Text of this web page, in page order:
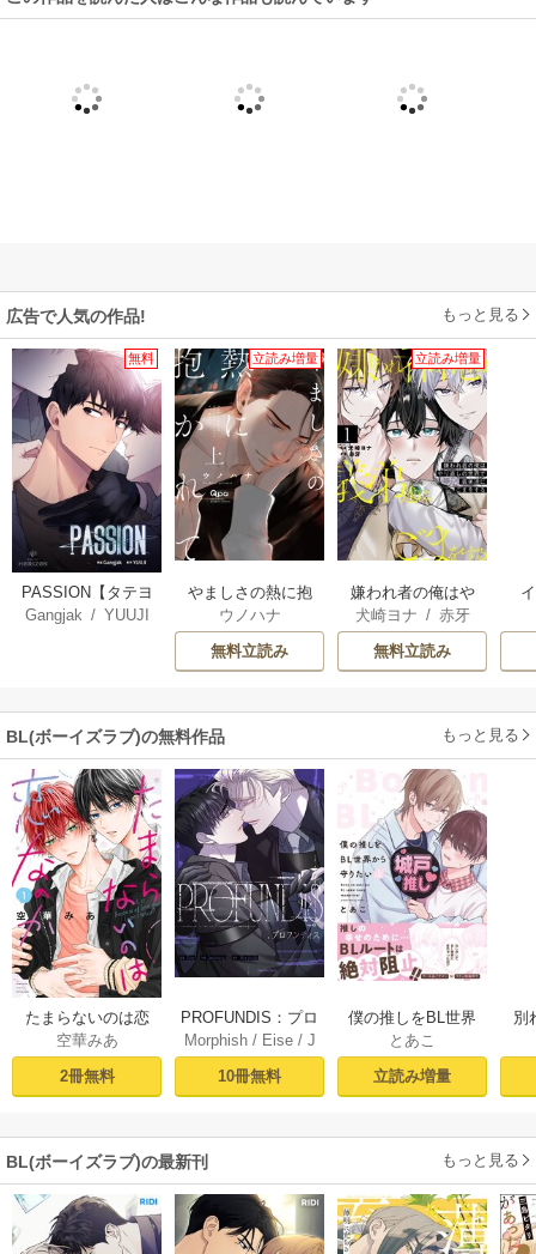
広告で人気の作品! もっと見る
無料
PASSION【タテヨ
ミ】
Gangjak / YUUJI
立読み増量
やましさの熱に抱
かれて 【電子限定
特典付き】
ウノハナ
無料立読み
立読み増量
嫌われ者の俺はや
り直しの世界で義
弟達にごまをする
【シーモア限定
犬崎ヨナ / 赤牙
無料立読み
BL(ボーイズラブ)の無料作品 もっと見る
たまらないのは恋
なのか（１）【シ
ーモア限定特典付
き】
空華みあ
2冊無料
PROFUNDIS：プロ
フンディス【タテ
ヨミ】1
Morphish/ Eise/ J
aeyoung
10冊無料
僕の推しをBL世界
から守りたい【シ
ーモア限定特典付
き電子単行本】 上
とあこ
立読み増量
別
BL(ボーイズラブ)の最新刊 もっと見る